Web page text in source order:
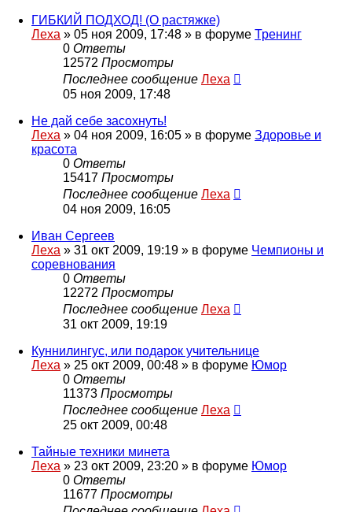
ГИБКИЙ ПОДХОД! (О растяжке)
Леха » 05 ноя 2009, 17:48 » в форуме Тренинг
0 Ответы
12572 Просмотры
Последнее сообщение Леха
05 ноя 2009, 17:48
Не дай себе засохнуть!
Леха » 04 ноя 2009, 16:05 » в форуме Здоровье и
красота
0 Ответы
15417 Просмотры
Последнее сообщение Леха
04 ноя 2009, 16:05
Иван Сергеев
Леха » 31 окт 2009, 19:19 » в форуме Чемпионы и
соревнования
0 Ответы
12272 Просмотры
Последнее сообщение Леха
31 окт 2009, 19:19
Куннилингус, или подарок учительнице
Леха » 25 окт 2009, 00:48 » в форуме Юмор
0 Ответы
11373 Просмотры
Последнее сообщение Леха
25 окт 2009, 00:48
Тайные техники минета
Леха » 23 окт 2009, 23:20 » в форуме Юмор
0 Ответы
11677 Просмотры